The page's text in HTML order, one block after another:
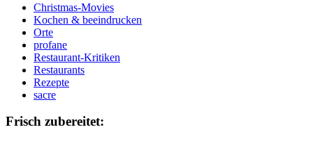
Christmas-Movies
Kochen & beeindrucken
Orte
profane
Restaurant-Kritiken
Restaurants
Rezepte
sacre
Frisch zubereitet: